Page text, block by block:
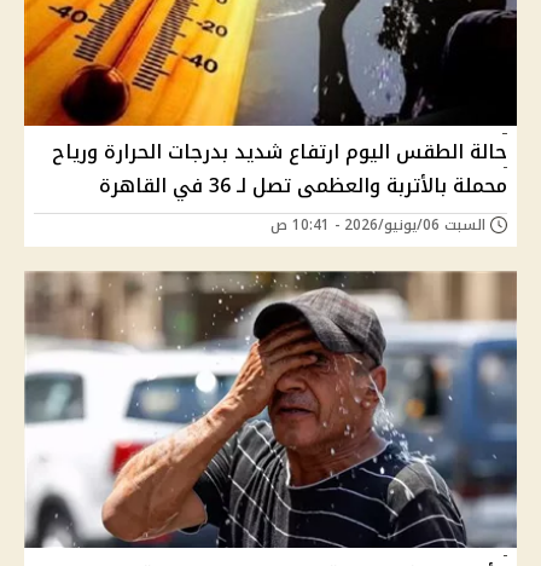
حالة الطقس اليوم ارتفاع شديد بدرجات الحرارة ورياح
محملة بالأتربة والعظمى تصل لـ 36 في القاهرة
السبت 06/يونيو/2026 - 10:41 ص